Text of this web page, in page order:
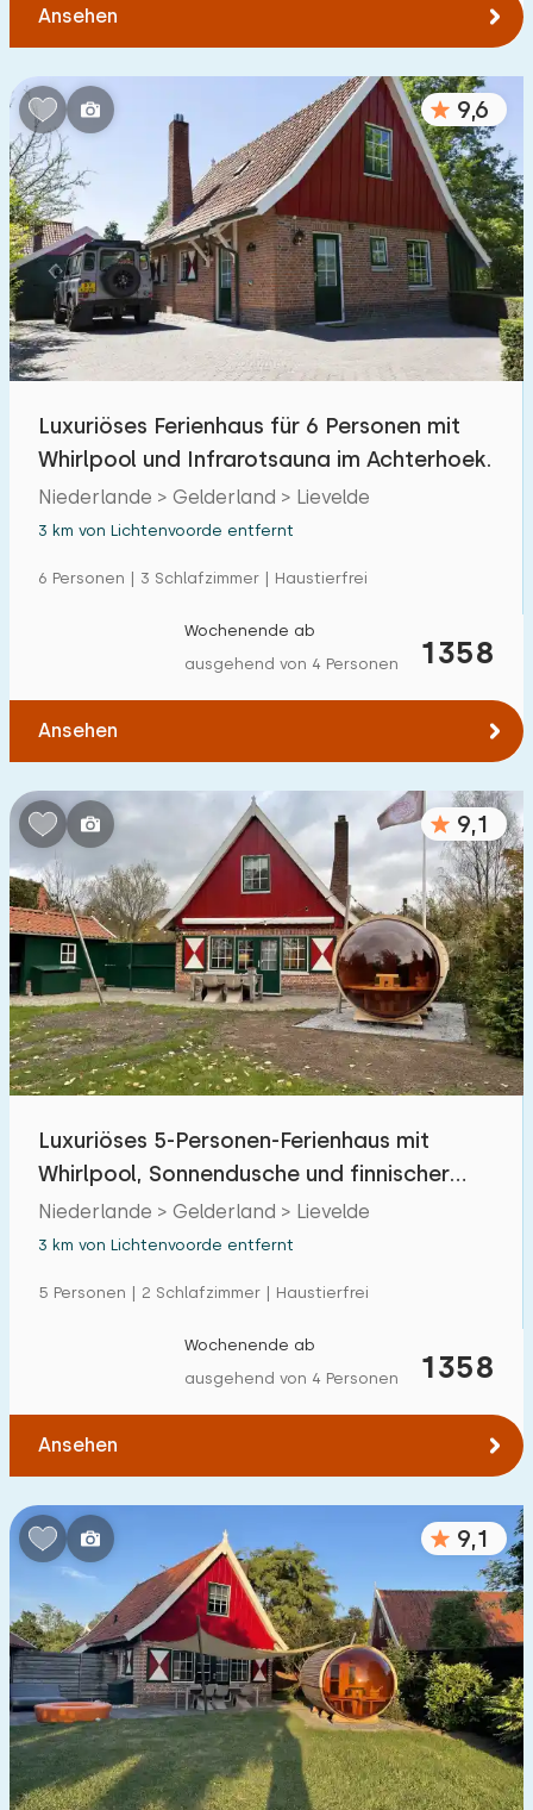
Ansehen
9,6
Luxuriöses Ferienhaus für 6 Personen mit
Whirlpool und Infrarotsauna im Achterhoek.
Niederlande > Gelderland > Lievelde
3 km von Lichtenvoorde entfernt
6 Personen | 3 Schlafzimmer | Haustierfrei
1358
Wochenende ab
ausgehend von 4 Personen
Ansehen
9,1
Luxuriöses 5-Personen-Ferienhaus mit
Whirlpool, Sonnendusche und finnischer
Sauna
Niederlande > Gelderland > Lievelde
3 km von Lichtenvoorde entfernt
5 Personen | 2 Schlafzimmer | Haustierfrei
1358
Wochenende ab
ausgehend von 4 Personen
Ansehen
9,1